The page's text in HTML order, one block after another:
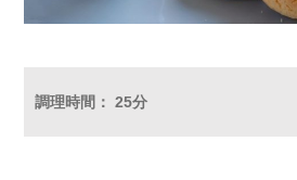
調理時間： 25分